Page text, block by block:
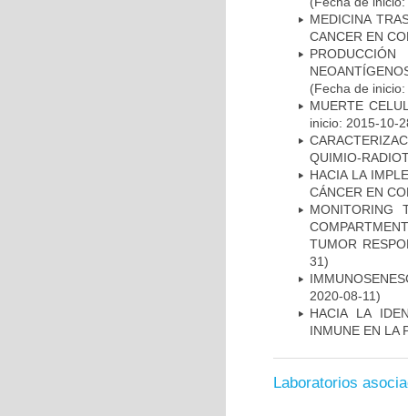
MEDICINA
CANCER EN
(Fecha de
MUERTE
inicio: 2015-10-
QUIMIO-
HACIA LA
CÁNCER EN
MONITORING
TUMOR
31)
2020-08-11)
HACIA LA
INMUNE EN LA
Laboratorios